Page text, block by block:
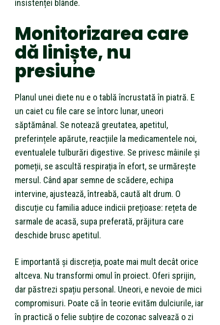
insistenței blânde.
Monitorizarea care
dă liniște, nu
presiune
Planul unei diete nu e o tablă încrustată în piatră. E
un caiet cu file care se întorc lunar, uneori
săptămânal. Se notează greutatea, apetitul,
preferințele apărute, reacțiile la medicamentele noi,
eventualele tulburări digestive. Se privesc mâinile și
pomeții, se ascultă respirația în efort, se urmărește
mersul. Când apar semne de scădere, echipa
intervine, ajustează, întreabă, caută alt drum. O
discuție cu familia aduce indicii prețioase: rețeta de
sarmale de acasă, supa preferată, prăjitura care
deschide brusc apetitul.
E importantă și discreția, poate mai mult decât orice
altceva. Nu transformi omul în proiect. Oferi sprijin,
dar păstrezi spațiu personal. Uneori, e nevoie de mici
compromisuri. Poate că în teorie evităm dulciurile, iar
în practică o felie subțire de cozonac salvează o zi